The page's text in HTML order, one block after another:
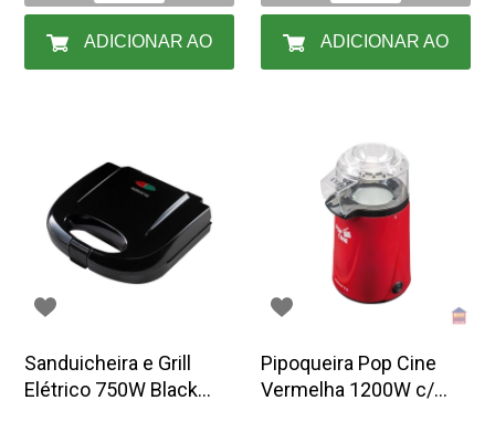
Sanduicheira e Grill
Elétrico 750W Black
Pipoqueira Pop Cine
Vermelha 1200W c/